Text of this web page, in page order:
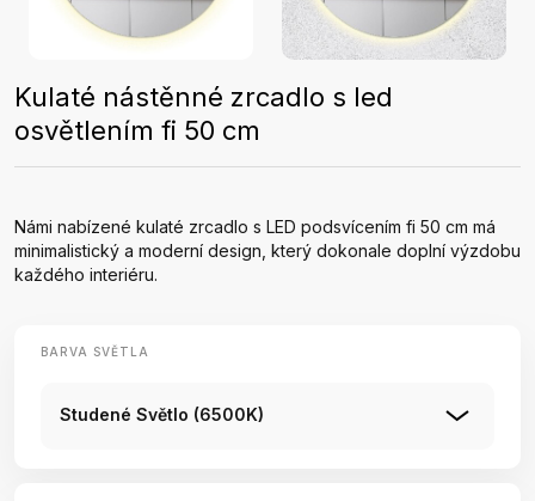
Kulaté nástěnné zrcadlo s led
osvětlením fi 50 cm
Námi nabízené kulaté zrcadlo s LED podsvícením fi 50 cm má
minimalistický a moderní design, který dokonale doplní výzdobu
každého interiéru.
BARVA SVĚTLA
Studené Světlo (6500K)